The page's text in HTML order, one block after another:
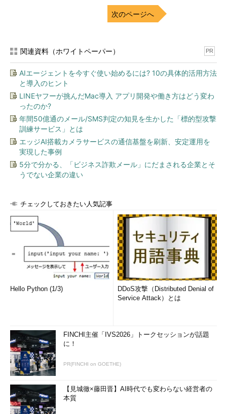
国内向けに日本語化された「Azure Marketplaceのポ
画面2Azure MarketplaceとUIが統合された「Azureの新し
い管理ポータル」
7つのカテゴリーでソリューションを一覧
Azure Marketplaceのポータルでは、各カテゴリーで人気のあ
るサービスが一覧できます。簡単に見てみましょう。カテゴリー
開発者サービス
API Apps
Azure Active Directoryアプリケーション
Webアプリケーション
データサービス
Microsoft Dynamicsソリューション
ポータルではカテゴリーごとに「おすすめ」を見たり、条件を
指定して検索したりすることができます。例えば、Virtual
Machinesの項目の右側にある「すべて表示」をクリックする
と、「おすすめのAzure Virtual Machinesイメージ」が表示され
ます（画面3）。
次のページへ
関連資料（ホワイトペーパー） PR
AIエージェントを今すぐ使い始めるには? 10の具体的活用方法
と導入のヒント
LINEヤフーが挑んだMac導入 アプリ開発や働き方はどう変わ
ったのか?
年間50億通のメール/SMS判定の知見を生かした「標的型攻撃
訓練サービス」とは
エッジAI搭載カメラサービスの通信基盤を刷新、安定運用を
実現した事例
5分で分かる、「ビジネス詐欺メール」にだまされる企業とそ
うでない企業の違い
チェックしておきたい人気記事
Hello Python (1/3)
DDoS攻撃（Distributed Denial of
Service Attack）とは
FINCHI主催「IVS2026」トークセッションが話題
に！
PR(FINCHI on GOETHE)
【見城徹×藤田晋】AI時代でも変わらない経営者の
本質